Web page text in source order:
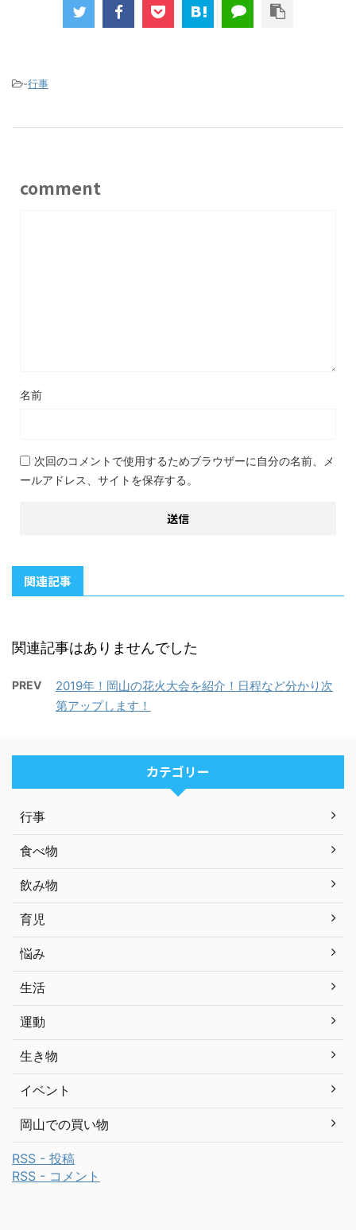
-行事
comment
名前
次回のコメントで使用するためブラウザーに自分の名前、メ
ールアドレス、サイトを保存する。
関連記事
関連記事はありませんでした
PREV
2019年！岡山の花火大会を紹介！日程など分かり次
第アップします！
カテゴリー
行事
食べ物
飲み物
育児
悩み
生活
運動
生き物
イベント
岡山での買い物
RSS - 投稿
RSS - コメント